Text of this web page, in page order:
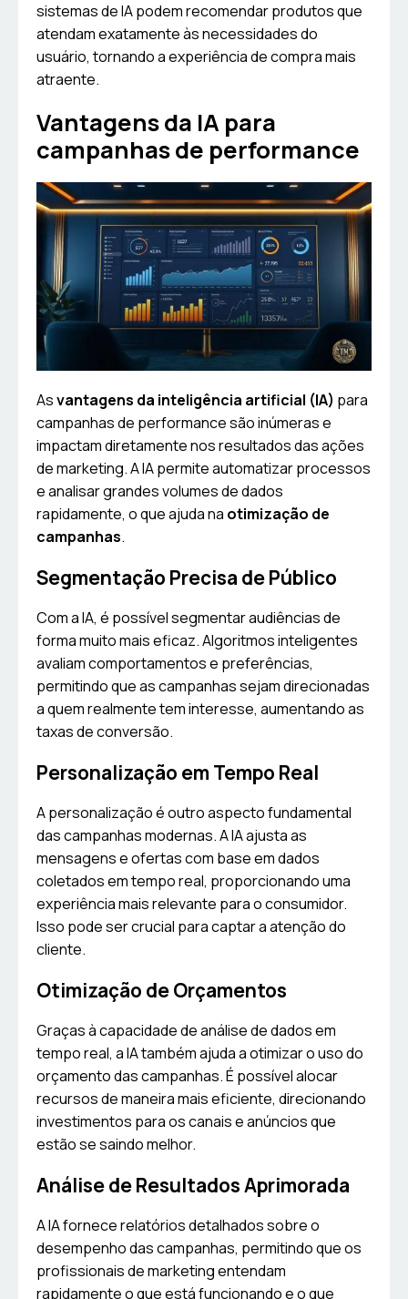
sistemas de IA podem recomendar produtos que
atendam exatamente às necessidades do
usuário, tornando a experiência de compra mais
atraente.
Vantagens da IA para
campanhas de performance
Asvantagens da inteligência artificial (IA) para
campanhas de performance são inúmeras e
impactam diretamente nos resultados das ações
de marketing. A IA permite automatizar processos
e analisar grandes volumes de dados
rapidamente, o que ajuda na otimização de
campanhas.
Segmentação Precisa de Público
Com a IA, é possível segmentar audiências de
forma muito mais eficaz. Algoritmos inteligentes
avaliam comportamentos e preferências,
permitindo que as campanhas sejam direcionadas
a quem realmente tem interesse, aumentando as
taxas de conversão.
Personalização em Tempo Real
A personalização é outro aspecto fundamental
das campanhas modernas. A IA ajusta as
mensagens e ofertas com base em dados
coletados em tempo real, proporcionando uma
experiência mais relevante para o consumidor.
Isso pode ser crucial para captar a atenção do
cliente.
Otimização de Orçamentos
Graças à capacidade de análise de dados em
tempo real, a IA também ajuda a otimizar o uso do
orçamento das campanhas. É possível alocar
recursos de maneira mais eficiente, direcionando
investimentos para os canais e anúncios que
estão se saindo melhor.
Análise de Resultados Aprimorada
A IA fornece relatórios detalhados sobre o
desempenho das campanhas, permitindo que os
profissionais de marketing entendam
rapidamente o que está funcionando e o que